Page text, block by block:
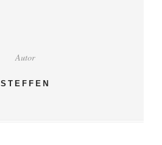
Autor
STEFFEN